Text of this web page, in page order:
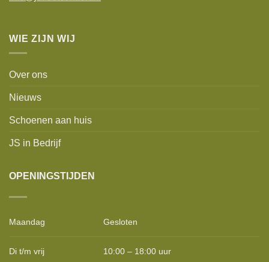
WIE ZIJN WIJ
Over ons
Nieuws
Schoenen aan huis
JS in Bedrijf
OPENINGSTIJDEN
Maandag Gesloten
Di t/m vrij 10:00 – 18:00 uur